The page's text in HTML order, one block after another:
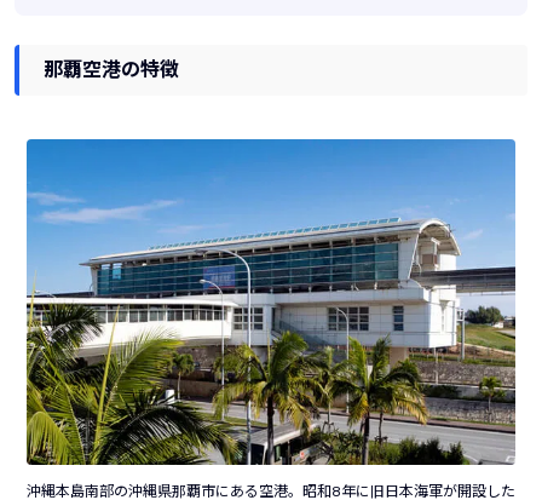
那覇空港の特徴
沖縄本島南部の沖縄県那覇市にある空港。昭和8年に旧日本海軍が開設した